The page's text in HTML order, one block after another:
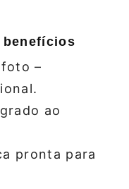
–
ao
pronta para